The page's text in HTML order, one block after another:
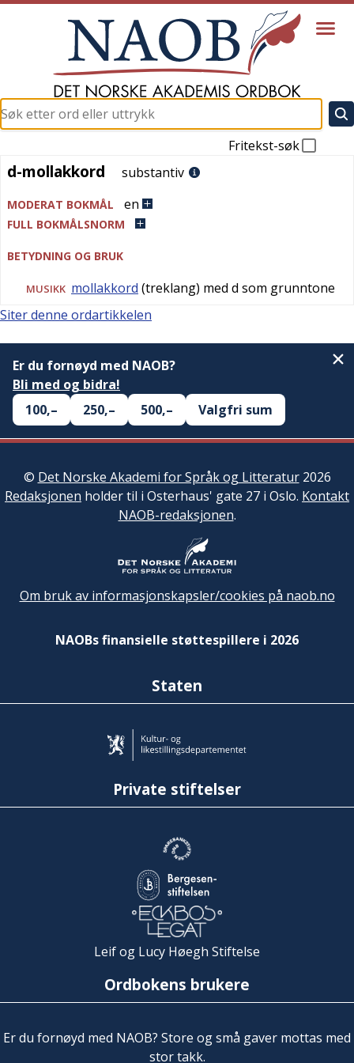
Fritekst-søk
d-mollakkord
d-mollakkord substantiv
MODERAT BOKMÅL en
FULL BOKMÅLSNORM
BETYDNING OG BRUK
MUSIKK mollakkord (treklang) med d som grunntone
Siter denne ordartikkelen
Er du fornøyd med NAOB?
Bli med og bidra!
100,–
250,– 500,– Valgfri sum
© Det Norske Akademi for Språk og Litteratur2026
Redaksjonen holder til i Osterhaus' gate 27 i Oslo. Kontakt
NAOB-redaksjonen.
Om bruk av informasjonskapsler/cookies på naob.no
NAOBs finansielle støttespillere i 2026
Staten
Private stiftelser
Leif og Lucy Høegh Stiftelse
Ordbokens brukere
Er du fornøyd med NAOB? Store og små gaver mottas med
stor takk.